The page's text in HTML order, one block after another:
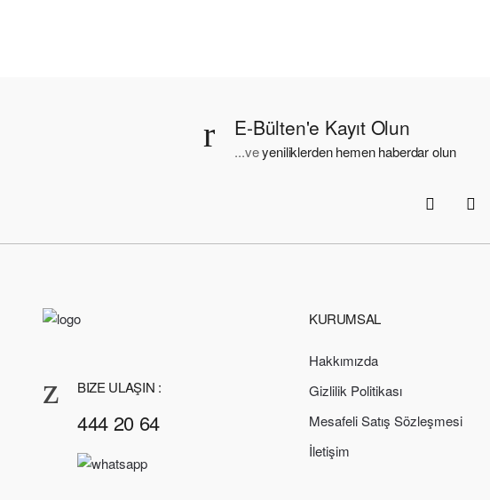
E-Bülten'e Kayıt Olun
...veyeniliklerden hemen haberdar olun
BIZE ULAŞIN :
444 20 64
KURUMSAL
Hakkımızda
Gizlilik Politikası
Mesafeli Satış Sözleşmesi
İletişim